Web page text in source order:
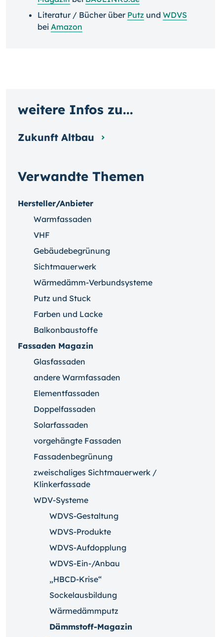
Literatur / Bücher über Putz und WDVS
bei Amazon
Verwandte Themen
Hersteller/Anbieter
Warmfassaden
VHF
Gebäudebegrünung
Sichtmauerwerk
Wärmedämm-Verbundsysteme
Putz und Stuck
Farben und Lacke
Balkonbaustoffe
Fassaden Magazin
Glasfassaden
andere Warmfassaden
Elementfassaden
Doppelfassaden
Solarfassaden
vorgehängte Fassaden
Fassadenbegrünung
zweischaliges Sichtmauerwerk /
Klinkerfassade
WDV-Systeme
WDVS-Gestaltung
WDVS-Produkte
WDVS-Aufdopplung
WDVS-Ein-/Anbau
„HBCD-Krise“
Sockelausbildung
Wärmedämmputz
Dämmstoff-Magazin
weitere Infos zu...
Zukunft Altbau